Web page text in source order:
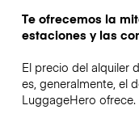
Te ofrecemos la
estaciones y las
El precio del alquiler
es, generalmente, el
LuggageHero ofrece.